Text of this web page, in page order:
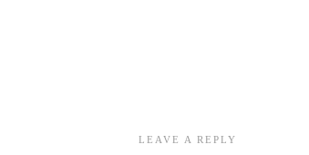
LEAVE A REPLY